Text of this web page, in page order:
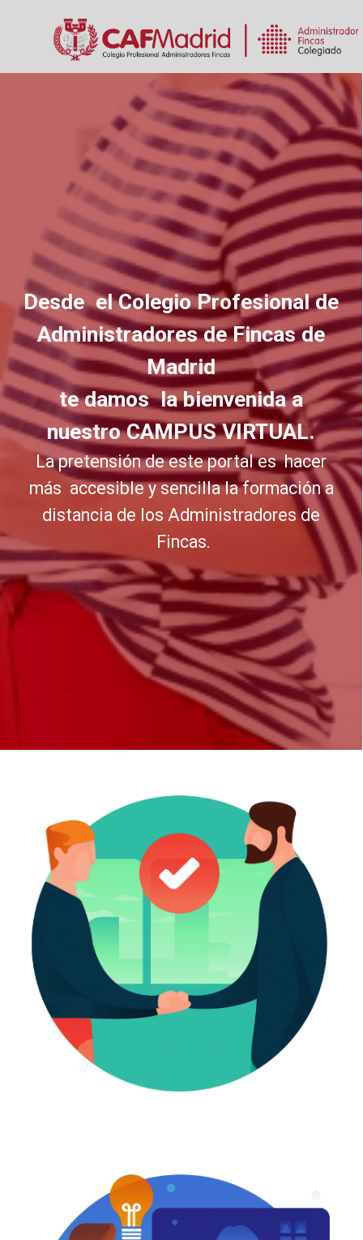
Desde el Colegio Profesional de
Administradores de Fincas de
Madrid
te damos la bienvenida a
nuestro CAMPUS VIRTUAL.
La pretensión de este portal es hacer
más accesible y sencilla la formación a
distancia de los Administradores de
Fincas.